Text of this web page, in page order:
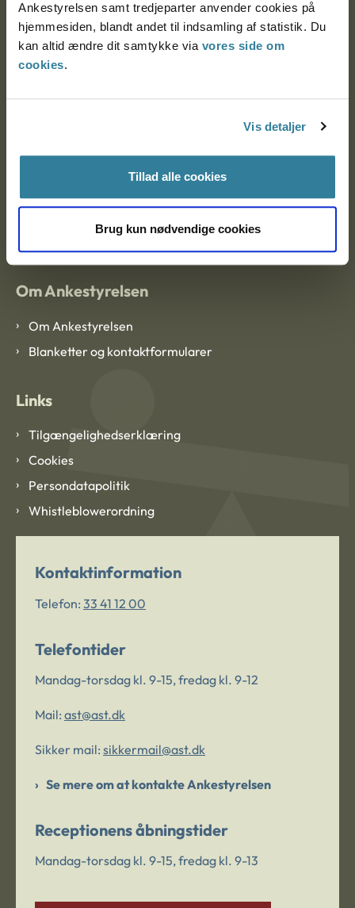
Ankestyrelsen samt tredjeparter anvender cookies på
hjemmesiden, blandt andet til indsamling af statistik. Du
kan altid ændre dit samtykke via vores side om
cookies.
Vis detaljer
Tillad alle cookies
Brug kun nødvendige cookies
Nytorv 7, 2. sal
9000 Aalborg
Ankestyrelsen Aalborg
EAN: 57 98 000 35 48 21
CVR: 1007 4002
Om Ankestyrelsen
Om Ankestyrelsen
Blanketter og kontaktformularer
Links
Tilgængelighedserklæring
Cookies
Persondatapolitik
Whistleblowerordning
Kontaktinformation
Telefon: 33 41 12 00
Telefontider
Mandag-torsdag kl. 9-15, fredag kl. 9-12
Mail: ast@ast.dk
Sikker mail: sikkermail@ast.dk
Se mere om at kontakte Ankestyrelsen
Receptionens åbningstider
Mandag-torsdag kl. 9-15, fredag kl. 9-13